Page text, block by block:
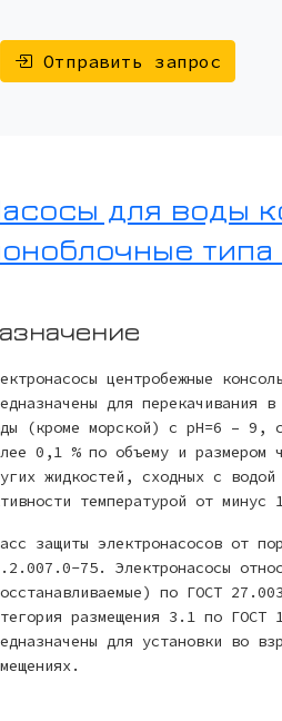
Отправить запрос
для воды
типа
центробежные
для перекачивания
(кроме морской) с рН=6 – 9,
0,1 % по объему и
жидкостей, сходных с
температурой от
защиты электронасосов от
75. Электронасосы
по ГОСТ
размещения 3.1 по ГОСТ
для установки во